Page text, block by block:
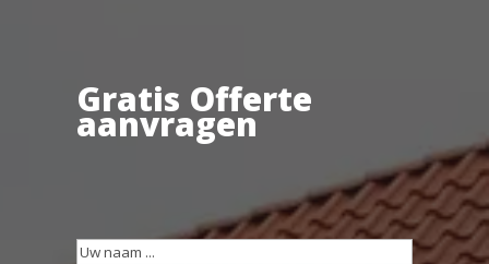
Gratis Offerte
aanvragen
Uw